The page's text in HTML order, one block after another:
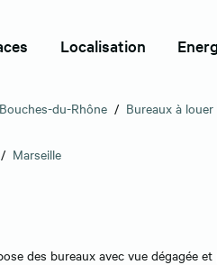
Localisation
du-Rhône / Bureaux à
/ Marseille
des bureaux avec vue dégagée